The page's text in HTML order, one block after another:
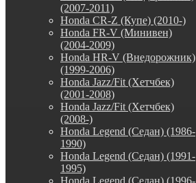
(2007-2011)
Honda CR-Z (Купе) (2010-)
Honda FR-V (Минивен)
(2004-2009)
Honda HR-V (Внедорожник)
(1999-2006)
Honda Jazz/Fit (Хетчбек)
(2001-2008)
Honda Jazz/Fit (Хетчбек)
(2008-)
Honda Legend (Седан) (1986-
1990)
Honda Legend (Седан) (1991-
1995)
Honda Legend (Седан) (1996-